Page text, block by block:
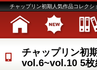
チャップリン初期人気作品コレク
チャップリン初
vol.6~vol.10 5枚